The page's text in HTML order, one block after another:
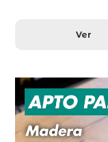
Ver